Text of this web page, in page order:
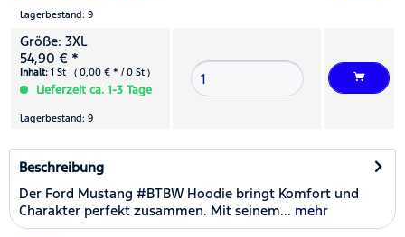
Lagerbestand: 9
Größe: 3XL
54,90 € *
Inhalt: 1 St ( 0,00 € * / 0 St )
Lieferzeit ca. 1-3 Tage
Lagerbestand: 9
Beschreibung
Der Ford Mustang #BTBW Hoodie bringt Komfort und
Charakter perfekt zusammen. Mit seinem... mehr